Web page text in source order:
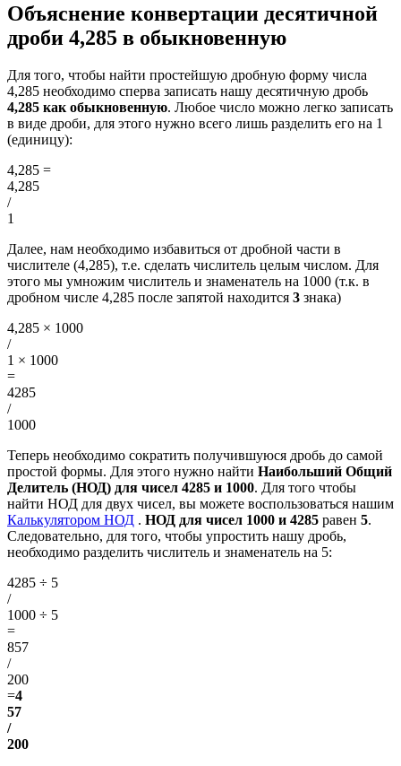
Объяснение конвертации десятичной
дроби 4,285 в обыкновенную
Для того, чтобы найти простейшую дробную форму числа
4,285 необходимо сперва записать нашу десятичную дробь
4,285 как обыкновенную. Любое число можно легко записать
в виде дроби, для этого нужно всего лишь разделить его на 1
(единицу):
4,285 =
4,285
/
1
Далее, нам необходимо избавиться от дробной части в
числителе (4,285), т.е. сделать числитель целым числом. Для
этого мы умножим числитель и знаменатель на 1000 (т.к. в
дробном числе 4,285 после запятой находится 3 знака)
4,285 × 1000
/
1 × 1000
=
4285
/
1000
Теперь необходимо сократить получившуюся дробь до самой
простой формы. Для этого нужно найти Наибольший Общий
Делитель (НОД) для чисел 4285 и 1000. Для того чтобы
найти НОД для двух чисел, вы можете воспользоваться нашим
Калькулятором НОД . НОД для чисел 1000 и 4285 равен 5.
Следовательно, для того, чтобы упростить нашу дробь,
необходимо разделить числитель и знаменатель на 5:
4285 ÷ 5
/
1000 ÷ 5
=
857
/
200
=4
57
/
200